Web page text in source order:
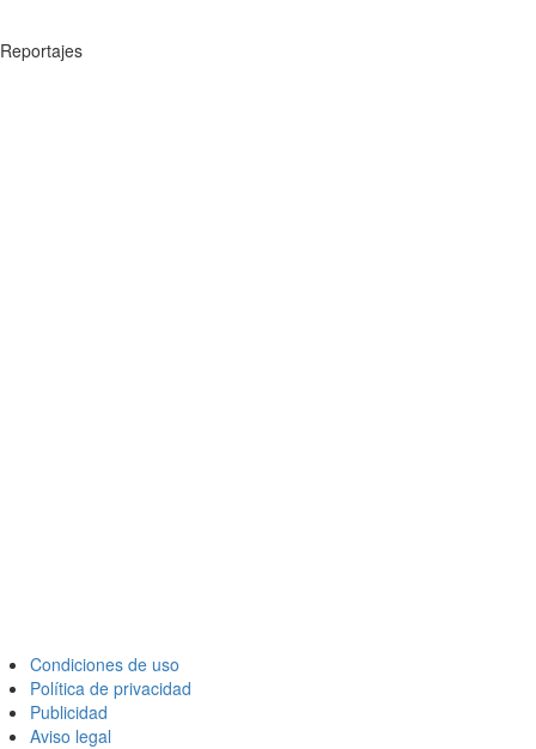
Reportajes
Condiciones de uso
Política de privacidad
Publicidad
Aviso legal